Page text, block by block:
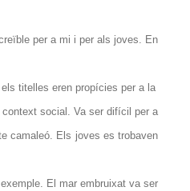
per a mi i per als joves. En
titelles eren propícies per a la
social. Va ser difícil per a
camaleó. Els joves es trobaven
El mar embruixat va ser